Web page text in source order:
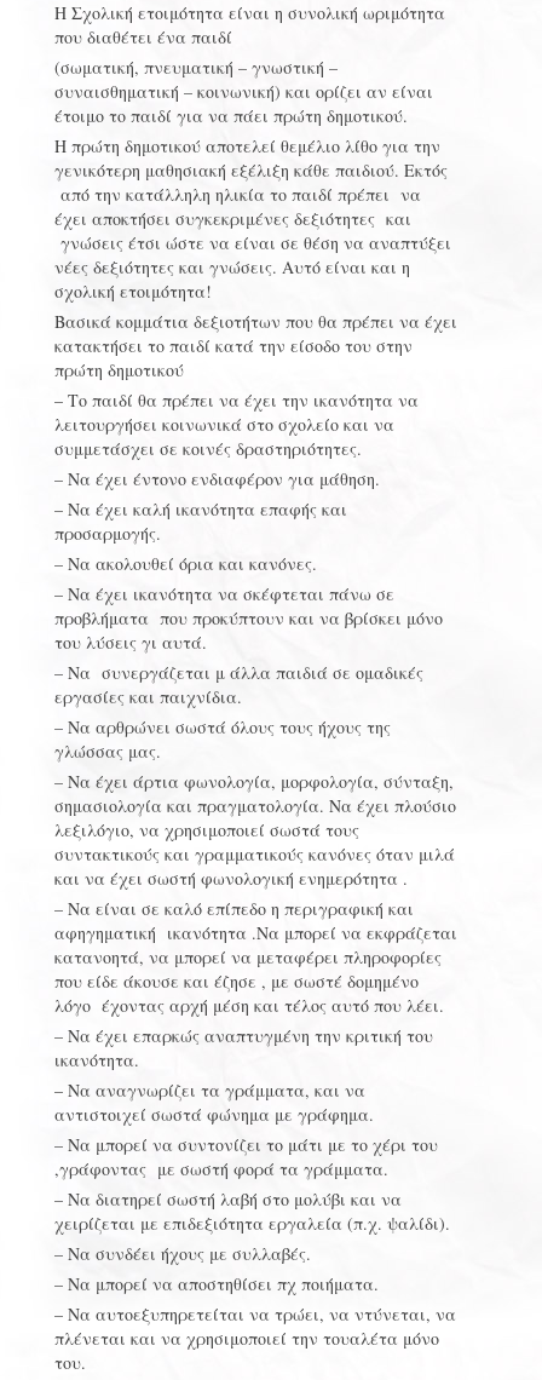
Η Σχολική ετοιμότητα είναι η συνολική ωριμότητα
που διαθέτει ένα παιδί
(σωματική, πνευματική – γνωστική –
συναισθηματική – κοινωνική) και ορίζει αν είναι
έτοιμο το παιδί για να πάει πρώτη δημοτικού.
Η πρώτη δημοτικού αποτελεί θεμέλιο λίθο για την
γενικότερη μαθησιακή εξέλιξη κάθε παιδιού. Εκτός
από την κατάλληλη ηλικία το παιδί πρέπει να
έχει αποκτήσει συγκεκριμένες δεξιότητες και
γνώσεις έτσι ώστε να είναι σε θέση να αναπτύξει
νέες δεξιότητες και γνώσεις. Αυτό είναι και η
σχολική ετοιμότητα!
Βασικά κομμάτια δεξιοτήτων που θα πρέπει να έχει
κατακτήσει το παιδί κατά την είσοδο του στην
πρώτη δημοτικού
– Το παιδί θα πρέπει να έχει την ικανότητα να
λειτουργήσει κοινωνικά στο σχολείο και να
συμμετάσχει σε κοινές δραστηριότητες.
– Να έχει έντονο ενδιαφέρον για μάθηση.
– Να έχει καλή ικανότητα επαφής και
προσαρμογής.
– Να ακολουθεί όρια και κανόνες.
– Να έχει ικανότητα να σκέφτεται πάνω σε
προβλήματα που προκύπτουν και να βρίσκει μόνο
του λύσεις γι αυτά.
– Να συνεργάζεται μ άλλα παιδιά σε ομαδικές
εργασίες και παιχνίδια.
– Να αρθρώνει σωστά όλους τους ήχους της
γλώσσας μας.
– Να έχει άρτια φωνολογία, μορφολογία, σύνταξη,
σημασιολογία και πραγματολογία. Να έχει πλούσιο
λεξιλόγιο, να χρησιμοποιεί σωστά τους
συντακτικούς και γραμματικούς κανόνες όταν μιλά
και να έχει σωστή φωνολογική ενημερότητα .
– Να είναι σε καλό επίπεδο η περιγραφική και
αφηγηματική ικανότητα .Να μπορεί να εκφράζεται
κατανοητά, να μπορεί να μεταφέρει πληροφορίες
που είδε άκουσε και έζησε , με σωστέ δομημένο
λόγο έχοντας αρχή μέση και τέλος αυτό που λέει.
– Να έχει επαρκώς αναπτυγμένη την κριτική του
ικανότητα.
– Να αναγνωρίζει τα γράμματα, και να
αντιστοιχεί σωστά φώνημα με γράφημα.
– Να μπορεί να συντονίζει το μάτι με το χέρι του
,γράφοντας με σωστή φορά τα γράμματα.
– Να διατηρεί σωστή λαβή στο μολύβι και να
χειρίζεται με επιδεξιότητα εργαλεία (π.χ. ψαλίδι).
– Να συνδέει ήχους με συλλαβές.
– Να μπορεί να αποστηθίσει πχ ποιήματα.
– Να αυτοεξυπηρετείται να τρώει, να ντύνεται, να
πλένεται και να χρησιμοποιεί την τουαλέτα μόνο
του.